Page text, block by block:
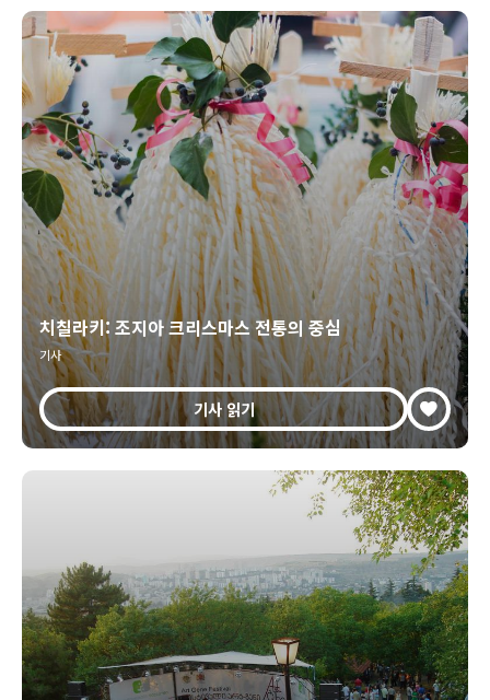
치칠라키: 조지아 크리스마스 전통의 중심
기사
기사 읽기